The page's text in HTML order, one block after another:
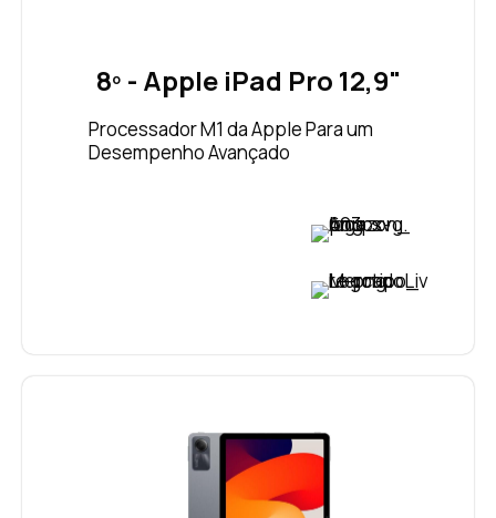
8º - Apple iPad Pro 12,9"
Processador M1 da Apple Para um
Desempenho Avançado